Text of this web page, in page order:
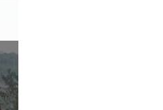
Gunung Gede,